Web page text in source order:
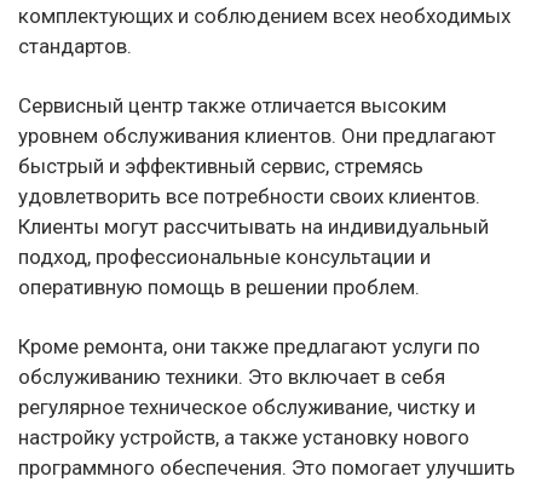
комплектующих и соблюдением всех необходимых
стандартов.
Сервисный центр также отличается высоким
уровнем обслуживания клиентов. Они предлагают
быстрый и эффективный сервис, стремясь
удовлетворить все потребности своих клиентов.
Клиенты могут рассчитывать на индивидуальный
подход, профессиональные консультации и
оперативную помощь в решении проблем.
Кроме ремонта, они также предлагают услуги по
обслуживанию техники. Это включает в себя
регулярное техническое обслуживание, чистку и
настройку устройств, а также установку нового
программного обеспечения. Это помогает улучшить